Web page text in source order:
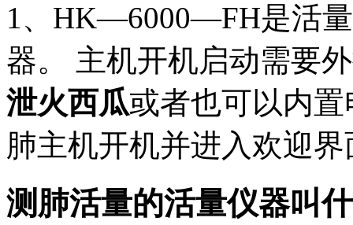
1、HK—6000—FH是活
器。 主机开机启动需要
泄火西瓜或者也可以内
肺主机开机并进入欢迎
测肺活量的活量仪器叫